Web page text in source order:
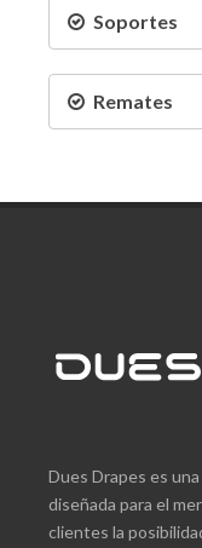
Soportes
Remates
Dues Drapes es
diseñada para el
clientes la